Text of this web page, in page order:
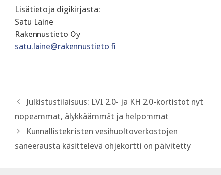
Lisätietoja digikirjasta:
Satu Laine
Rakennustieto Oy
satu.laine@rakennustieto.fi
Julkistustilaisuus: LVI 2.0- ja KH 2.0-kortistot nyt
nopeammat, älykkäämmät ja helpommat
Kunnallisteknisten vesihuoltoverkostojen
saneerausta käsittelevä ohjekortti on päivitetty